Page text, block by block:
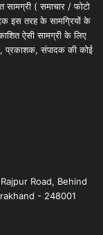
सामग्री ( समाचार / फोटो
इस तरह के सामग्रियों के
ऐसी सामग्री के लिए
प्रकाशक, संपादक की कोई
Road, Behind
- 248001